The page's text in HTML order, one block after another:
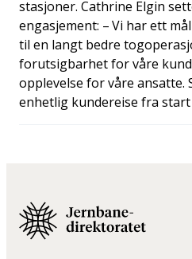
stasjoner. Cathrine Elgin
engasjement: – Vi har ett
til en langt bedre
forutsigbarhet for våre
opplevelse for våre ansatte.
enhetlig kundereise fra start